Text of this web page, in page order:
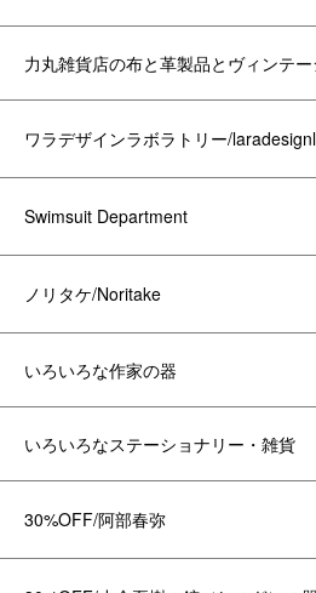
力丸雑貨店の布と革製品とヴィンテ
ワラデザインラボラトリー/
Swimsuit Department
ノリタケ/Noritake
いろいろな作家の器
いろいろなステーショナリー・雑貨
30%OFF/阿部春弥